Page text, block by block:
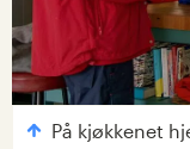
På kjøkkenet